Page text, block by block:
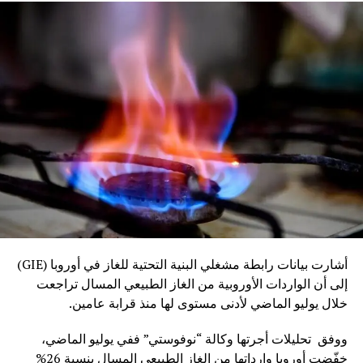
أشارت بيانات رابطة مشغلي البنية التحتية للغاز في أوروبا (GIE)
إلى أن الواردات الأوروبية من الغاز الطبيعي المسال تراجعت
خلال يوليو الماضي لأدنى مستوى لها منذ قرابة عامين.
ووفق تحليلات أجرتها وكالة “نوفوستي” ففي يوليو الماضي،
خفّضت أوروبا وارداتها من الغاز الطبيعي المسال بنسبة 26%